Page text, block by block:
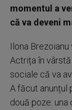
momentul a
că va deveni
Ilona
Actrița în
sociale că va
A făcut anunțul
două poze: una